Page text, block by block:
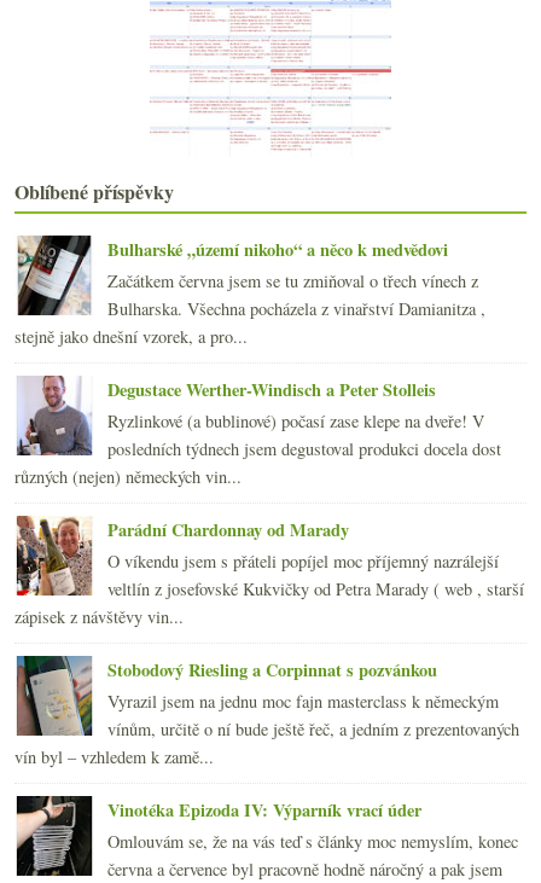
Výsledky ankety „Vlašák vs. Veltlín“
Přeceněná růžovka versus výprodejový rýňák
Předfyloxerové emoce s Champagne Tarlant
Asijské vinné hrátky, Svatomartinské, ukradené šam...
A přišla Domina s velkýma… strmými svahy
Pinot z parku, Rother Zierfahndler z Limbachu
září(21)
►srpna
►července(14)
►června(22)
►května(21)
►dubna(21)
►března
►února (20)
►ledna (20)
► 2009 (249)
2008
►2007(108)
Oblíbené příspěvky
Bulharské „území nikoho“ a něco k medvědovi
Začátkem června jsem se tu zmiňoval o třech vínech z
Bulharska. Všechna pocházela z vinařství Damianitza ,
stejně jako dnešní vzorek, a pro...
Degustace Werther-Windisch a Peter Stolleis
Ryzlinkové (a bublinové) počasí zase klepe na dveře! V
posledních týdnech jsem degustoval produkci docela dost
různých (nejen) německých vin...
Parádní Chardonnay od Marady
O víkendu jsem s přáteli popíjel moc příjemný nazrálejší
veltlín z josefovské Kukvičky od Petra Marady ( web , starší
zápisek z návštěvy vin...
Stobodový Riesling a Corpinnat s pozvánkou
Vyrazil jsem na jednu moc fajn masterclass k německým
vínům, určitě o ní bude ještě řeč, a jedním z prezentovaných
vín byl – vzhledem k zamě...
Vinotéka Epizoda IV: Výparník vrací úder
Omlouvám se, že na vás teď s články moc nemyslím, konec
června a července byl pracovně hodně náročný a pak jsem